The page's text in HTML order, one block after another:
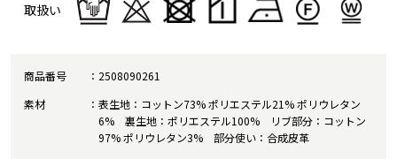
取扱い
商品番号
2508090261
素材
表生地：コットン73% ポリエステル21% ポリウレタン
6% 裏生地：ポリエステル100% リブ部分：コットン
97% ポリウレタン3% 部分使い：合成皮革